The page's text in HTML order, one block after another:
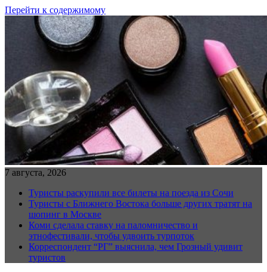
Перейти к содержимому
7 августа, 2026
Туристы раскупили все билеты на поезда из Сочи
Туристы с Ближнего Востока больше других тратят на
шопинг в Москве
Коми сделала ставку на паломничество и
этнофестивали, чтобы удвоить турпоток
Корреспондент “РГ” выяснила, чем Грозный удивит
туристов